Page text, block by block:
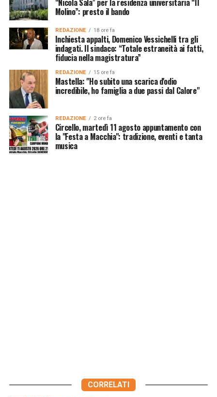
Molino”: presto il bando
REDAZIONE 18 ore fa
Inchiesta appalti, Domenico Vessichelli tra gli
indagati. Il sindaco: “Totale estraneità ai fatti,
fiducia nella magistratura”
REDAZIONE 15 ore fa
Mastella: "Ho subito una scarica d'odio
incredibile, ho famiglia a due passi dal Calore"
REDAZIONE 2 ore fa
Circello, martedì 11 agosto appuntamento con
la "Festa a Macchia": tradizione, eventi e tanta
musica
CORRELATI